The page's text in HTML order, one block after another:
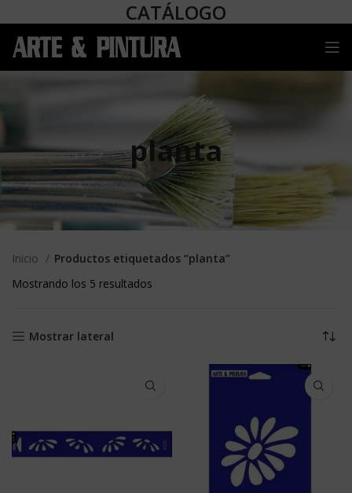
CATÁLOGO
planta
Inicio
Productos etiquetados “planta”
Mostrando los 5 resultados
Mostrar lateral